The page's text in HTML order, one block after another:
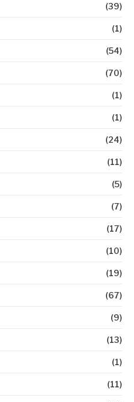
(39)
(1)
(54)
(70)
(1)
(1)
(24)
(11)
(5)
(7)
(17)
(10)
(19)
(67)
(9)
(13)
(1)
(11)